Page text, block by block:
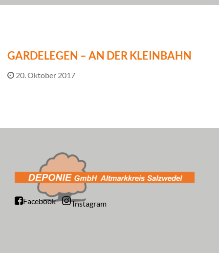
GARDELEGEN – AN DER KLEINBAHN
20. Oktober 2017
Facebook Instagram